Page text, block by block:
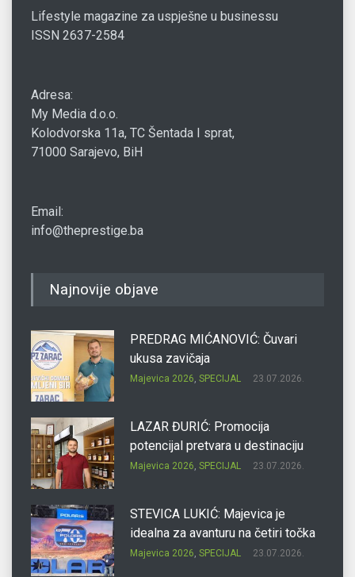
Lifestyle magazine za uspješne u businessu
ISSN 2637-2584
Adresa:
My Media d.o.o.
Kolodvorska 11a, TC Šentada I sprat,
71000 Sarajevo, BiH
Email:
info@theprestige.ba
Najnovije objave
PREDRAG MIĆANOVIĆ: Čuvari
ukusa zavičaja
Majevica 2026, SPECIJAL 23.07.2026.
LAZAR ĐURIĆ: Promocija
potencijal pretvara u destinaciju
Majevica 2026, SPECIJAL 23.07.2026.
STEVICA LUKIĆ: Majevica je
idealna za avanturu na četiri točka
Majevica 2026, SPECIJAL 23.07.2026.